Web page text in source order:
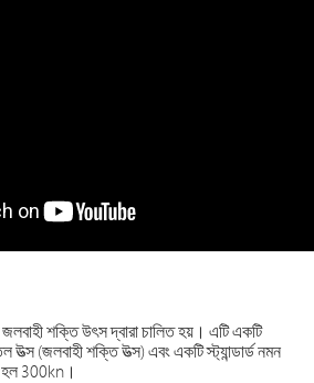
শক্তি উৎস দ্বারা চালিত হয়। এটি একটি
উত্স (জলবাহী শক্তি উত্স) এবং একটি স্ট্যান্ডার্ড নমন
হল 300kn।